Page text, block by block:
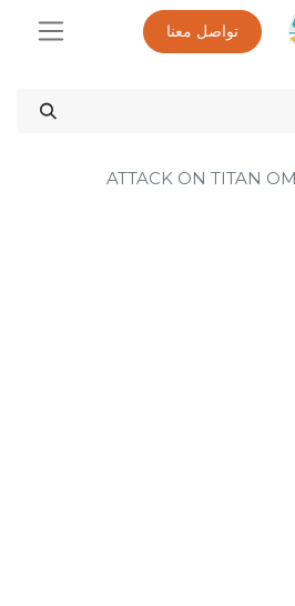
تواصل معنا
ATTACK ON TITAN